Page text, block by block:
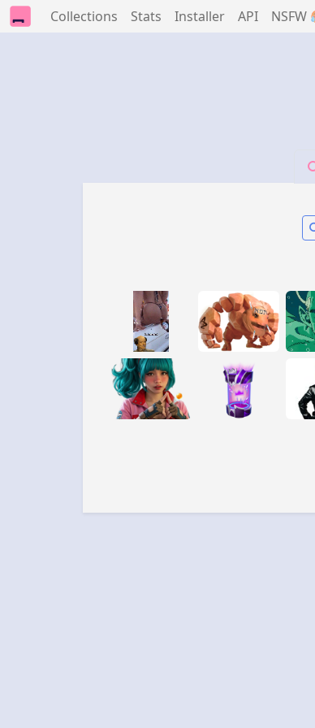
Collections Stats Installer API NSFW